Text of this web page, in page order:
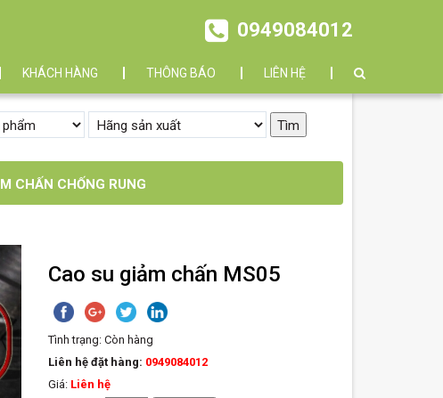
KHÁCH HÀNG THÔNG BÁO LIÊN HỆ
0949084012
CHẤN CHỐNG RUNG
Cao su giảm chấn MS05
Tình trạng: Còn hàng
Liên hệ đặt hàng: 0949084012
Giá: Liên hệ